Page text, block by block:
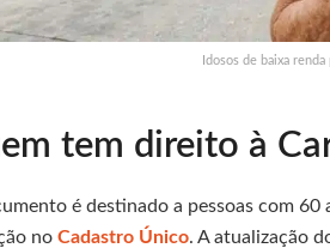
Idosos de baixa
tem direito à
é destinado a pessoas com
no Cadastro Único. A atualização